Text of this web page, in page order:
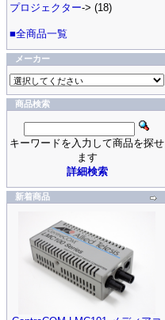
プロジェクター-> (18)
■全商品一覧
メーカー
商品検索
キーワードを入力して商品を探せ
ます
詳細検索
新着商品